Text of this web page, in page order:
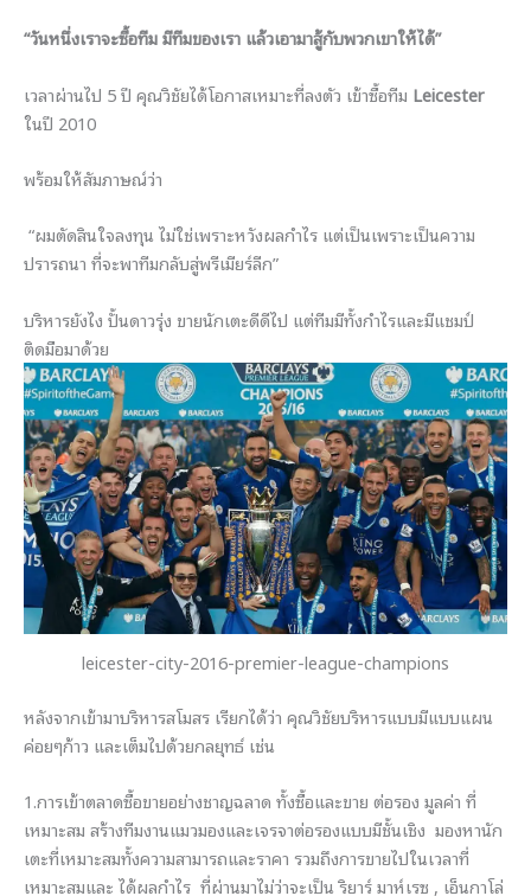
“วันหนึ่งเราจะซื้อทีม มีทีมของเรา แล้วเอามาสู้กับพวกเขาให้ได้”
เวลาผ่านไป 5 ปี คุณวิชัยได้โอกาสเหมาะที่ลงตัว เข้าซื้อทีม Leicester
ในปี 2010
พร้อมให้สัมภาษณ์ว่า
“ผมตัดสินใจลงทุน ไม่ใช่เพราะหวังผลกำไร แต่เป็นเพราะเป็นความ
ปรารถนา ที่จะพาทีมกลับสู่พรีเมียร์ลีก”
บริหารยังไง ปั้นดาวรุ่ง ขายนักเตะดีดีไป แต่ทีมมีทั้งกำไรและมีแชมป์
ติดมือมาด้วย
leicester-city-2016-premier-league-champions
หลังจากเข้ามาบริหารสโมสร เรียกได้ว่า คุณวิชัยบริหารแบบมีแบบแผน
ค่อยๆก้าว และเต็มไปด้วยกลยุทธ์ เช่น
1.การเข้าตลาดซื้อขายอย่างชาญฉลาด ทั้งซื้อและขาย ต่อรอง มูลค่า ที่
เหมาะสม สร้างทีมงานแมวมองและเจรจาต่อรองแบบมีชั้นเชิง มองหานัก
เตะที่เหมาะสมทั้งความสามารถและราคา รวมถึงการขายไปในเวลาที่
เหมาะสมและ ได้ผลกำไร ที่ผ่านมาไม่ว่าจะเป็น ริยาร์ มาห์เรซ , เอ็นกาโล่